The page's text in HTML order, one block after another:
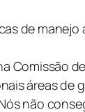
de
Comissão
áreas de
não